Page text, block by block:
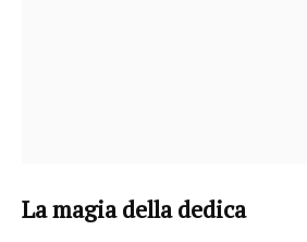
La magia della dedica